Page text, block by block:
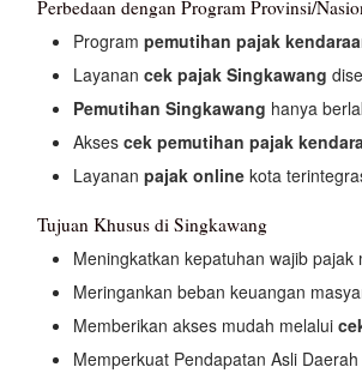
Perbedaan dengan Program Provinsi/
Program pemutihan pajak
Layanan cek pajak Singkawang
Pemutihan Singkawang hanya
Akses cek pemutihan pajak
Layanan pajak online kota
Tujuan Khusus di Singkawang
Meningkatkan kepatuhan wajib pajak
Meringankan beban keuangan
Memberikan akses mudah melalui
Memperkuat Pendapatan Asli